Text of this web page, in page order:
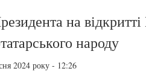
на
народу
2024 року - 12:26